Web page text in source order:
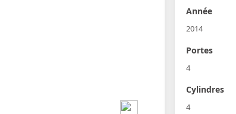
Année
2014
Portes
4
Cylindres
4